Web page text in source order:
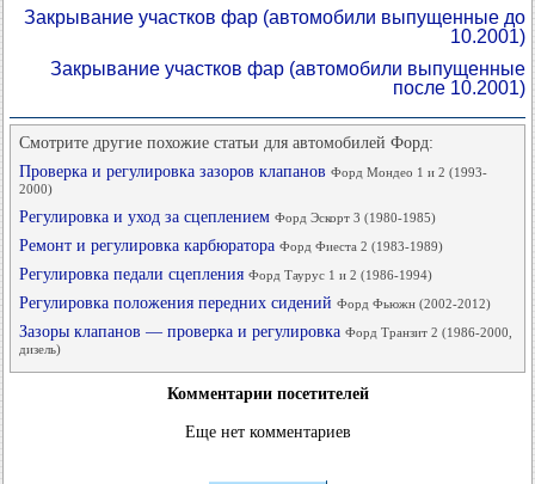
Закрывание участков фар (автомобили выпущенные до
10.2001)
Закрывание участков фар (автомобили выпущенные
после 10.2001)
Смотрите другие похожие статьи для автомобилей Форд:
Проверка и регулировка зазоров клапанов Форд Мондео 1 и 2 (1993-
2000)
Регулировка и уход за сцеплением Форд Эскорт 3 (1980-1985)
Ремонт и регулировка карбюратора Форд Фиеста 2 (1983-1989)
Регулировка педали сцепления Форд Таурус 1 и 2 (1986-1994)
Регулировка положения передних сидений Форд Фьюжн (2002-2012)
Зазоры клапанов — проверка и регулировка Форд Транзит 2 (1986-2000,
дизель)
Комментарии посетителей
Еще нет комментариев